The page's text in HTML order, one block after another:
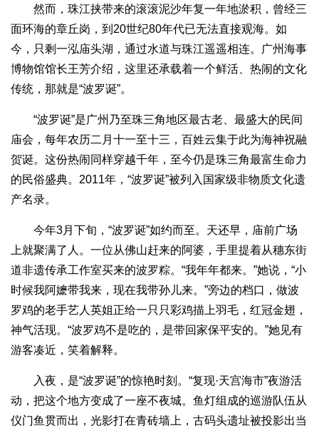
然而，珠江挟带来的滚滚泥沙年复一年地淤积，曾经三
面环海的章丘岗，到20世纪80年代已无法直接观海。如
今，只剩一泓庙头湖，通过水道与珠江遥遥相连。广州海事
博物馆馆长王芳介绍，这里还承载着一个鲜活、热闹的文化
传统，那就是“波罗诞”。
“波罗诞”是广州乃至珠三角地区最古老、最盛大的民间
庙会，每年农历二月十一至十三，百姓云集于此为海神祝融
贺诞。这份热闹同样穿越千年，至今仍是珠三角最富生命力
的民俗盛典。2011年，“波罗诞”被列入国家级非物质文化遗
产名录。
今年3月下旬，“波罗诞”如约而至。天还早，庙前广场
上就聚满了人。一位从佛山赶来的阿婆，手里提着从穗东街
道非遗传承工作室买来的波罗粽。“我年年都来。”她说，“小
时候我阿嬷带我来，现在我带孙儿来。”旁边的档口，做波
罗鸡的老手艺人英姐正给一只只彩鸡描上羽毛，红冠金翅，
神气活现。“波罗鸡不是吃的，是带回家保平安的。”她见有
游客凑近，笑着解释。
入夜，是“波罗诞”的惊艳时刻。“复现·天宫海市”夜游活
动，把这个地方变成了一座不夜城。鱼灯组成的巡游队伍从
仪门鱼贯而出，光影打在青砖墙上，古码头遗址被投影出当